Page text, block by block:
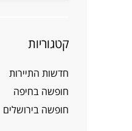
קטגוריות
חדשות התיירות
חופשה בחיפה
חופשה בירושלים